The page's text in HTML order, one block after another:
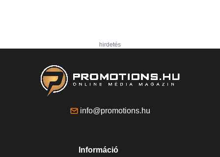
hirdetés
info@promotions.hu
Információ